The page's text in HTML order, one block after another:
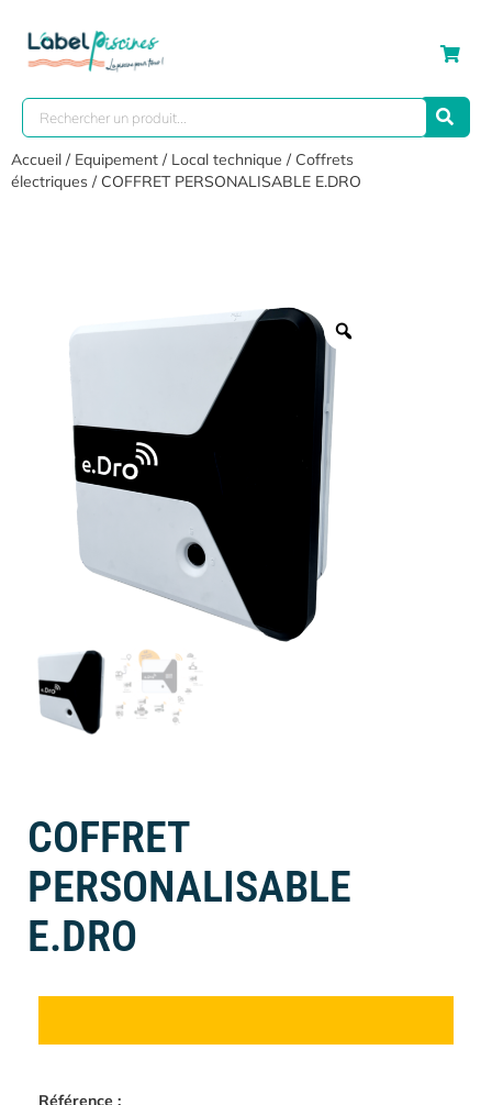
Accueil / Equipement / Local technique / Coffrets
électriques / COFFRET PERSONALISABLE E.DRO
COFFRET
PERSONALISABLE
E.DRO